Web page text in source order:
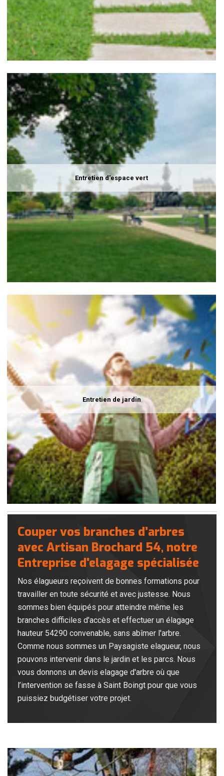
Entretien d'espace vert
Entretien de jardin
Couper vos branches d’arbres
avec Artisan Brochard 54, notre
Entreprise d'elagage spécialisée
Nos élagueurs reçoivent de bonnes formations pour
travailler en toute sécurité et avec justesse. Nous
sommes bien équipés pour atteindre même les
branches difficiles d'accès et effectuer un élagage
hauteur 54290 convenable, sans abîmer l'arbre.
Comme nous sommes un Paysagiste elagueur, nous
pouvons intervenir dans le jardin et les parcs. Nous
vous donnons un devis elagage d'arbre où que
l’intervention se fasse à Saint Boingt pour que vous
puissiez budgétiser votre projet.